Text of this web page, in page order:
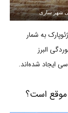
شهر ساری
به شمار
البرز
ایجاد شده‌اند.
موقع است؟